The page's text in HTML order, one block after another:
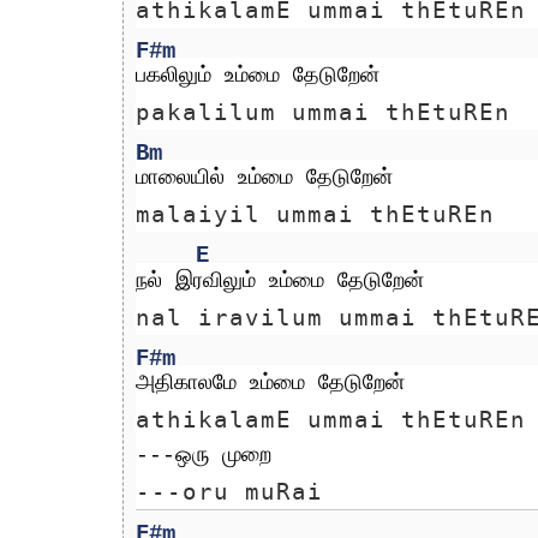
athikalamE ummai thEtuREn
F#m
பகலிலும் உம்மை தேடுறேன்
pakalilum ummai thEtuREn
Bm
மாலையில் உம்மை தேடுறேன்
malaiyil ummai thEtuREn
E
நல் இரவிலும் உம்மை தேடுறேன்
nal iravilum ummai
F#m
அதிகாலமே உம்மை தேடுறேன்
athikalamE ummai thEtuREn
---ஒரு முறை
---oru muRai